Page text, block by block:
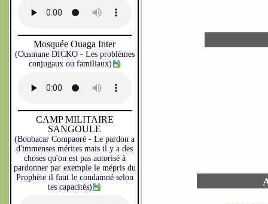
Mosquée Ouaga Inter
(Ousmane DICKO - Les problèmes
conjugaux ou familiaux)
CAMP MILITAIRE
SANGOULE
(Boubacar Compaoré - Le pardon a
d'immenses mérites mais il y a des
choses qu'on est pas autorisé à
pardonner par exemple le mépris du
Prophète il faut le condamné selon
tes capacités)